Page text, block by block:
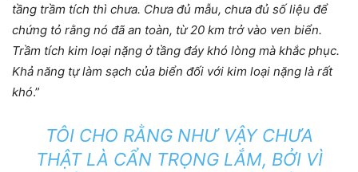
tầng trầm tích thì chưa. Chưa đủ mẫu, chưa đủ số liệu để
chứng tỏ rằng nó đã an toàn, từ 20 km trở vào ven biển.
Trầm tích kim loại nặng ở tầng đáy khó lòng mà khắc phục.
Khả năng tự làm sạch của biển đối với kim loại nặng là rất
khó.”
TÔI CHO RẰNG NHƯ VẬY CHƯA
THẬT LÀ CẨN TRỌNG LẮM, BỞI VÌ